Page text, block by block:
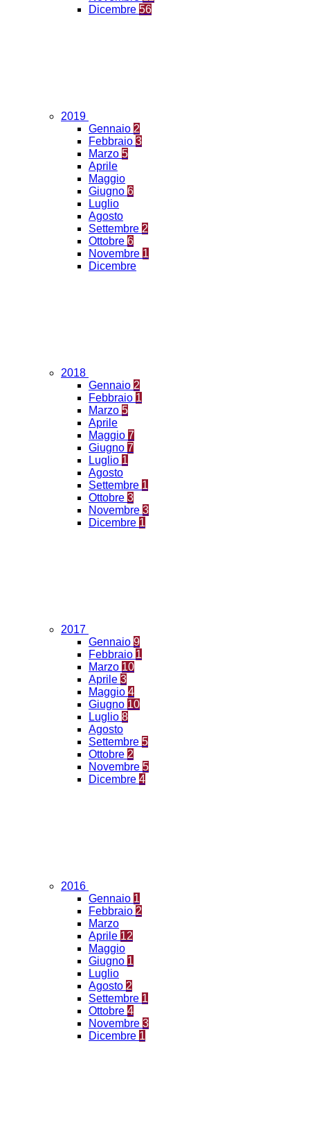
Dicembre 56
2019
Gennaio 2
Febbraio 3
Marzo 5
Aprile
Maggio
Giugno 6
Luglio
Agosto
Settembre 2
Ottobre 6
Novembre 1
Dicembre
2018
Gennaio 2
Febbraio 1
Marzo 5
Aprile
Maggio 7
Giugno 7
Luglio 1
Agosto
Settembre 1
Ottobre 3
Novembre 3
Dicembre 1
2017
Gennaio 9
Febbraio 1
Marzo 10
Aprile 3
Maggio 4
Giugno 10
Luglio 8
Agosto
Settembre 5
Ottobre 2
Novembre 5
Dicembre 4
2016
Gennaio 1
Febbraio 2
Marzo
Aprile 12
Maggio
Giugno 1
Luglio
Agosto 2
Settembre 1
Ottobre 4
Novembre 3
Dicembre 1